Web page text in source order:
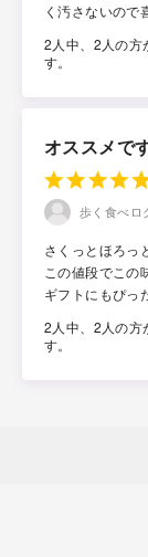
く汚さないので
2人中、2人の方
す。
オススメで
歩く食べロ
さくっとほろっ
この値段でこ
ギフトにもぴっ
2人中、2人の方
す。